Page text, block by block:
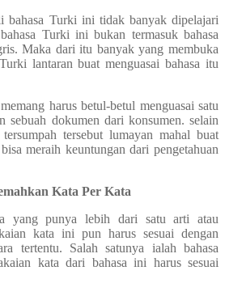
bahasa Turki ini tidak banyak dipelajari
Turki ini bukan termasuk bahasa
Maka dari itu banyak yang membuka
lantaran buat menguasai bahasa itu
harus betul-betul menguasai satu
sebuah dokumen dari konsumen. selain
tersebut lumayan mahal buat
meraih keuntungan dari pengetahuan
Kata Per Kata
yang punya lebih dari satu arti atau
kata ini pun harus sesuai dengan
tertentu. Salah satunya ialah bahasa
kata dari bahasa ini harus sesuai